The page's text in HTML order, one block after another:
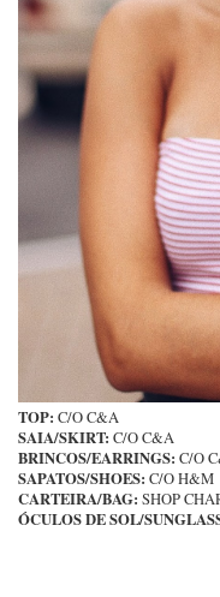
TOP: C/O C&A
SAIA/SKIRT: C/O C&A
BRINCOS/EARRINGS: C/O
SAPATOS/SHOES: C/O H&M
CARTEIRA/BAG: SHOP
ÓCULOS DE SOL/